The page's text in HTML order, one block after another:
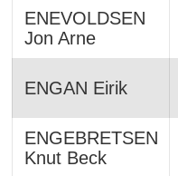
ENEVOLDSEN
Jon Arne
ENGAN Eirik
ENGEBRETSEN
Knut Beck